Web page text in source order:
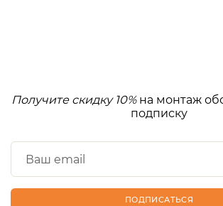
Получите скидку 10%на монтаж
подписку
ПОДПИСАТЬСЯ